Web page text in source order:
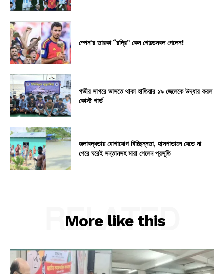
স্পেন’র তারকা “রদ্রি” কেন গোল্ডেনবল পেলেন!
গভীর সাগরে ভাসতে থাকা হাতিয়ার ১৯ জেলেকে উদ্ধার করল
কোস্ট গার্ড
জলাবদ্ধতায় যোগাযোগ বিচ্ছিন্নতা, হাসপাতালে যেতে না
পেরে ঘরেই সন্তানসহ মারা গেলেন প্রসূতি
More like this
RELATED